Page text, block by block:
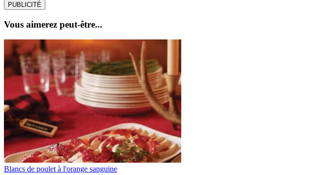
PUBLICITÉ
Vous aimerez peut-être...
Blancs de poulet à l'orange sanguine